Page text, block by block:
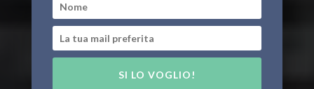
SI LO VOGLIO!